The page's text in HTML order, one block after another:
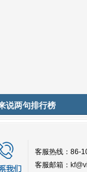
说两句排行榜
客服热线：86-
客服邮箱：